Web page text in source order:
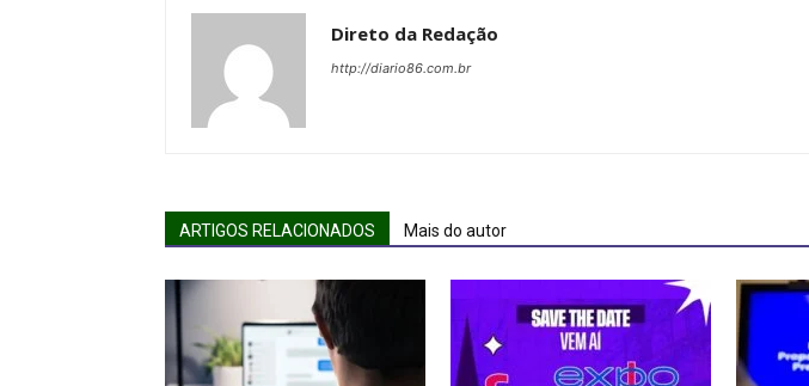
Direto da Redação
http://diario86.com.br
ARTIGOS RELACIONADOS Mais do autor